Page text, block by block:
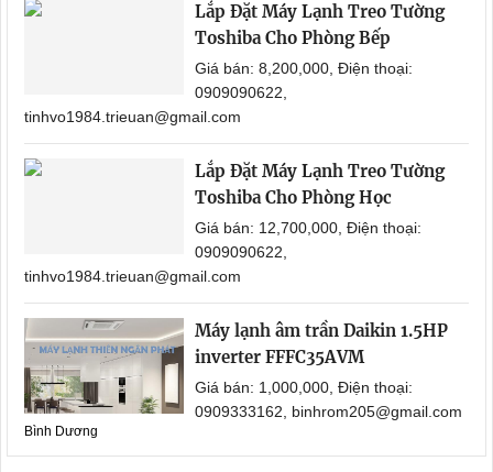
Lắp Đặt Máy Lạnh Treo Tường
Toshiba Cho Phòng Bếp
Giá bán: 8,200,000, Điện thoại:
0909090622,
tinhvo1984.trieuan@gmail.com
Lắp Đặt Máy Lạnh Treo Tường
Toshiba Cho Phòng Học
Giá bán: 12,700,000, Điện thoại:
0909090622,
tinhvo1984.trieuan@gmail.com
Máy lạnh âm trần Daikin 1.5HP
inverter FFFC35AVM
Giá bán: 1,000,000, Điện thoại:
0909333162, binhrom205@gmail.com
Bình Dương